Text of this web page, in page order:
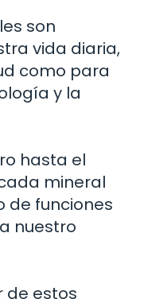
son
vida diaria,
como para
y la
hasta el
mineral
de funciones
nuestro
de estos